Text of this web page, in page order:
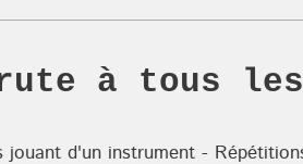
à tous
jouant d'un instrument -